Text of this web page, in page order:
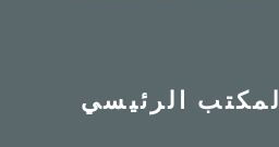
الرئيسي